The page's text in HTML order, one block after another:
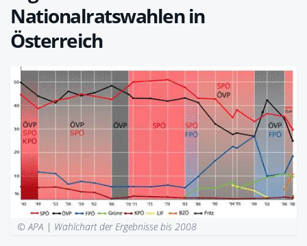
Nationalratswahlen in
Österreich
© APA | Wahlchart der Ergebnisse bis 2008